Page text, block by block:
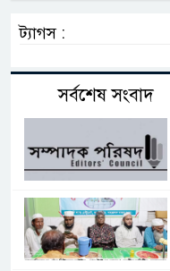
ট্যাগস :
সর্বশেষ সংবাদ